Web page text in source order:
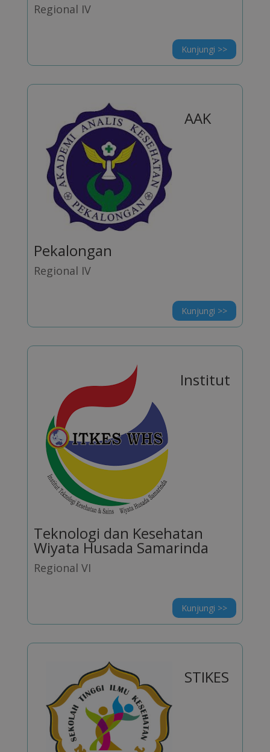
Regional IV
Kunjungi >>
AAK
Pekalongan
Regional IV
Kunjungi >>
Institut
Teknologi dan Kesehatan
Wiyata Husada Samarinda
Regional VI
Kunjungi >>
STIKES